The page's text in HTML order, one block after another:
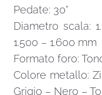
Pedate: 30°
Diametro scala:
1.500 – 1.600 mm
Formato foro:
Colore metallo:
Grigio – Nero –